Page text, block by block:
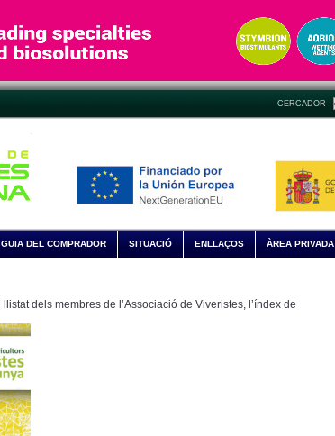
CERCADOR
GUIA DEL COMPRADOR SITUACIÓ ENLLAÇOS ÀREA PRIVADA
dels membres de l’Associació de Viveristes, l’índex de